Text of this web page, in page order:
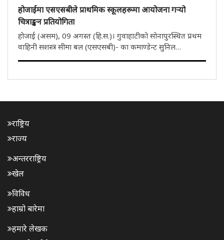
होजाईमा एसएसबीले प्राथमिक स्कूलहरूमा आयोजना गऱ्यो
चित्राङ्कन प्रतियोगिता
होजाई (असम), 09 अगस्त (हि.स.)। गुवाहाटीको सोनापुरस्थित प्रथम
वाहिनी सशस्त्र सीमा बल (एसएसबी)- का कमाण्डेन्ट सुनिल
कौशिकको मार्गदर्शनमा होजाईमा बलको जी समवायद्वारा
चित्राङ्कन प्रतियोगिताको..
राष्ट्रिय
राज्य
अन्तरराष्ट्रिय
खेल
विविध
हाम्रो बारेमा
हमारे लेखक